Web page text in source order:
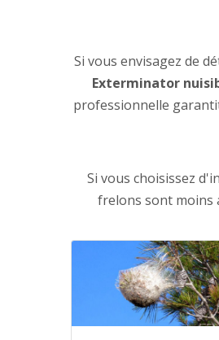
Si vous envisagez de
Exterminator
professionnelle
Si vous choisissez
frelons sont moins